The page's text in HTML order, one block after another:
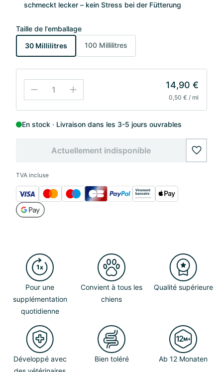
schmeckt lecker – kein Stress bei der Fütterung
Taille de l'emballage
30 Millilitres
100 Millilitres
14,90 €
0,50 € / ml
En stock Livraison dans les 3-5 jours ouvrables
Actuellement indisponible
TVA incluse
Pour une
supplémentation
quotidienne
Convient à tous les
chiens
Qualité supérieure
Développé avec
Bien toléré Ab 12 Monaten